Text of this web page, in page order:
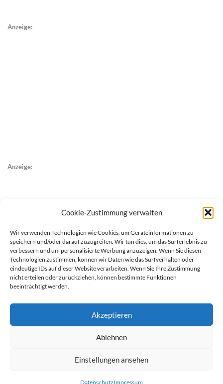
Cookie-Zustimmung verwalten
Wir verwenden Technologien wie Cookies, um Geräteinformationen zu
speichern und/oder darauf zuzugreifen. Wir tun dies, um das Surferlebnis zu
verbessern und um personalisierte Werbung anzuzeigen. Wenn Sie diesen
Technologien zustimmen, können wir Daten wie das Surfverhalten oder
eindeutige IDs auf dieser Website verarbeiten. Wenn Sie Ihre Zustimmung
nicht erteilen oder zurückziehen, können bestimmte Funktionen
beeinträchtigt werden.
Akzeptieren
Ablehnen
Einstellungen ansehen
DatenschutzImpressum
Anzeige:
Anzeige: